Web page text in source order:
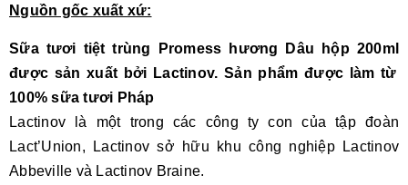
Nguồn gốc xuất xứ:
Sữa tươi tiệt trùng Promess hương Dâu hộp 200ml
được sản xuất bởi Lactinov. Sản phẩm được làm từ
100% sữa tươi Pháp
Lactinov là một trong các công ty con của tập đoàn
Lact’Union, Lactinov sở hữu khu công nghiệp Lactinov
Abbeville và Lactinov Braine.